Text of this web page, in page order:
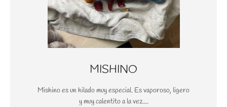
MISHINO
Mishino es un hilado muy especial. Es vaporoso, ligero
y muy calentito a la vez....